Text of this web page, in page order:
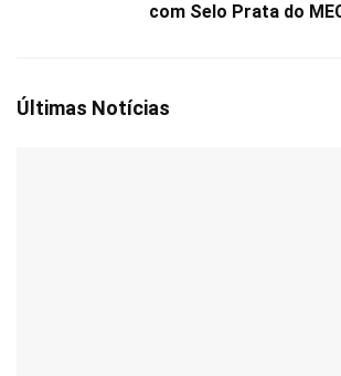
com Selo Prata do
Últimas Notícias